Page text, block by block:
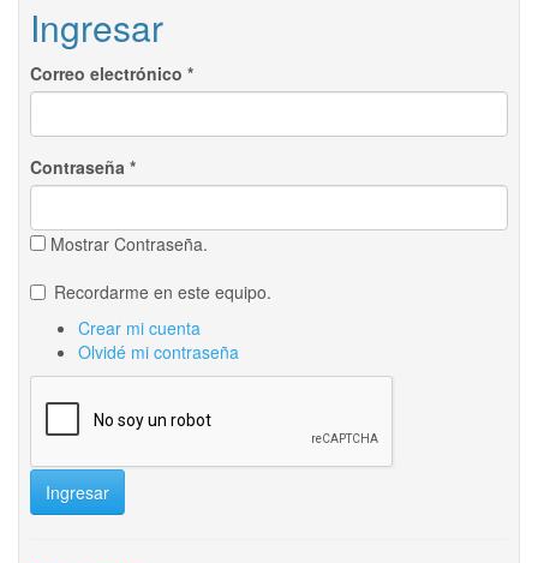
Ingresar
Correo electrónico *
Contraseña *
Mostrar Contraseña.
Recordarme en este equipo.
Crear mi cuenta
Olvidé mi contraseña
Ingresar